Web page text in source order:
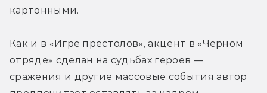
картонными.
Как и в «Игре престолов», акцент в «Чёрном
отряде» сделан на судьбах героев —
сражения и другие массовые события автор